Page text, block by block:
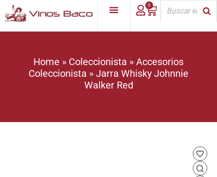
0
Home » Coleccionista » Accesorios
Coleccionista » Jarra Whisky Johnnie
Walker Red